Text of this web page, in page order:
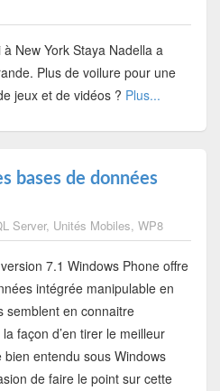
New York Staya Nadella a
Plus de voilure pour une
jeux et de vidéos ? Plus...
bases de données
Server, Unités Mobiles, WP8
7.1 Windows Phone offre
intégrée manipulable en
semblent en connaitre
façon d’en tirer le meilleur
bien entendu sous Windows
de faire le point sur cette